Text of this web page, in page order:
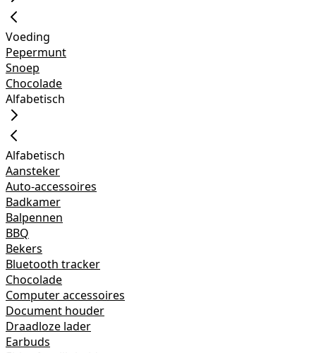
Voeding
Pepermunt
Snoep
Chocolade
Alfabetisch
Alfabetisch
Aansteker
Auto-accessoires
Badkamer
Balpennen
BBQ
Bekers
Bluetooth tracker
Chocolade
Computer accessoires
Document houder
Draadloze lader
Earbuds